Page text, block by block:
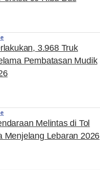
3.968 Truk
Pembatasan Mudik
Melintas di Tol
Menjelang Lebaran 2026